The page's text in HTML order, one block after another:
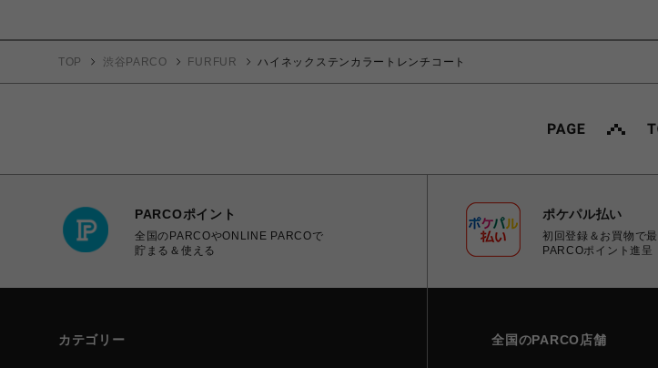
TOP 渋谷PARCO FURFUR ハイネックステンカラートレンチコート
PARCOポイント
全国のPARCOやONLINE PARCOで
貯まる＆使える
ポケパル払い
初回登録＆お買物で
PARCOポイント進呈
カテゴリー 全国のPARCO店舗